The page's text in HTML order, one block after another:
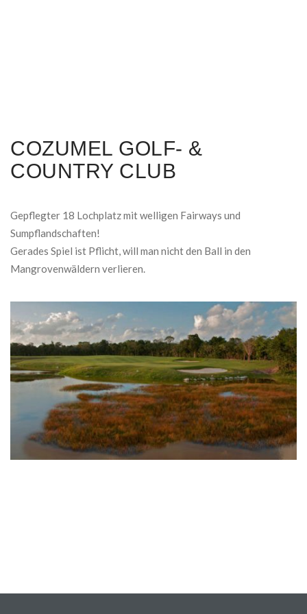
COZUMEL GOLF- &
COUNTRY CLUB
Gepflegter 18 Lochplatz mit welligen Fairways und
Sumpflandschaften!
Gerades Spiel ist Pflicht, will man nicht den Ball in den
Mangrovenwäldern verlieren.